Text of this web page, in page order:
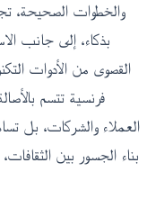
والخطوات الصحيحة،
القصوى من الأدوات
فرنسية تتسم
العملاء والشركات، بل
بناء الجسور بين